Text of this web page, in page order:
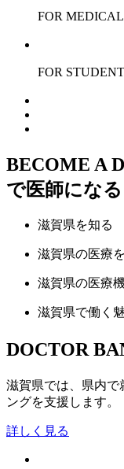
FOR
FOR
BECOME A
で医師になる
滋賀県を知る
滋賀県の医療
滋賀県の医療
滋賀県で働く
DOCTOR
滋賀県では、県内で
ングを支援します。
詳しく見る